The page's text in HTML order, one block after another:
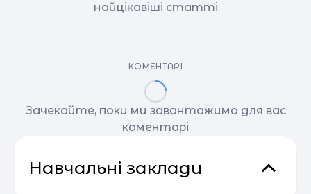
найцікавіші статті
КОМЕНТАРІ
Зачекайте, поки ми завантажимо для вас
коментарі
Навчальні заклади